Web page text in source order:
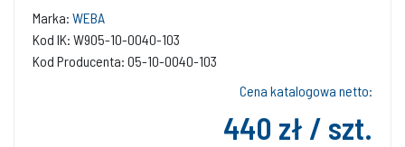
Marka: WEBA
Kod IK: W905-10-0040-103
Kod Producenta: 05-10-0040-103
Cena katalogowa netto:
440 zł / szt.